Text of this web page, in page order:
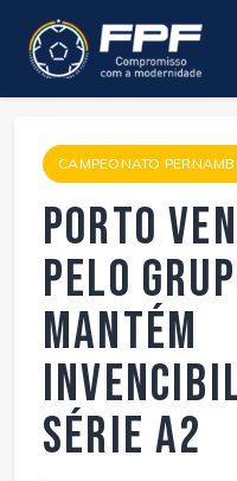
CAMPEONATO
Porto
pelo
mantém
Série A2